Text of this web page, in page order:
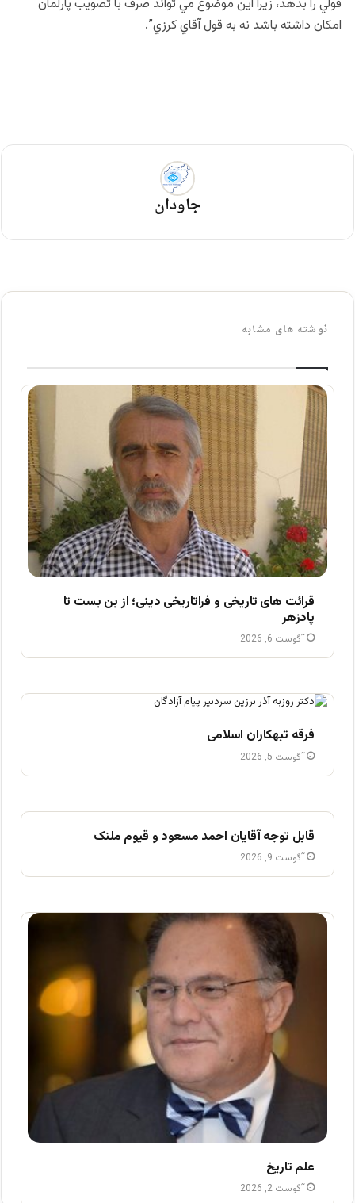
قولي را بدهد، زيرا اين موضوع مي تواند صرف با تصويب پارلمان
امكان داشته باشد نه به قول آقاي كرزي”.
جاودان
نوشته های مشابه
قرائت های تاریخی و فراتاریخی دینی؛ از بن بست تا
پادزهر
آگوست 6, 2026
فرقه تبهکاران اسلامی
آگوست 5, 2026
قابل توجه آقایان احمد مسعود و قیوم ملنک
آگوست 9, 2026
علم تاریخ
آگوست 2, 2026